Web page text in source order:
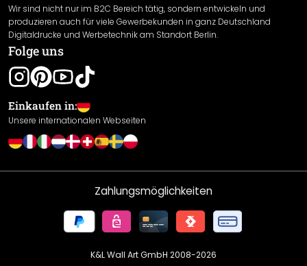
Widerrufsrecht
Datenschutzerklärung
Gewährleistung
Leistungserklärung / CE-Zeichen
Cookie Einstellungen
Wir sind nicht nur im B2C Bereich tätig, sondern entwickeln und
produzieren auch für viele Gewerbekunden in ganz Deutschland
Digitaldrucke und Werbetechnik am Standort Berlin.
Folge uns
Einkaufen in:
Unsere internationalen Webseiten
Zahlungsmöglichkeiten
K&L Wall Art GmbH 2008-2026